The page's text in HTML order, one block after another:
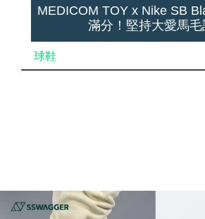
MEDICOM TOY x Nike SB
滿分！堅持大愛馬毛
球鞋